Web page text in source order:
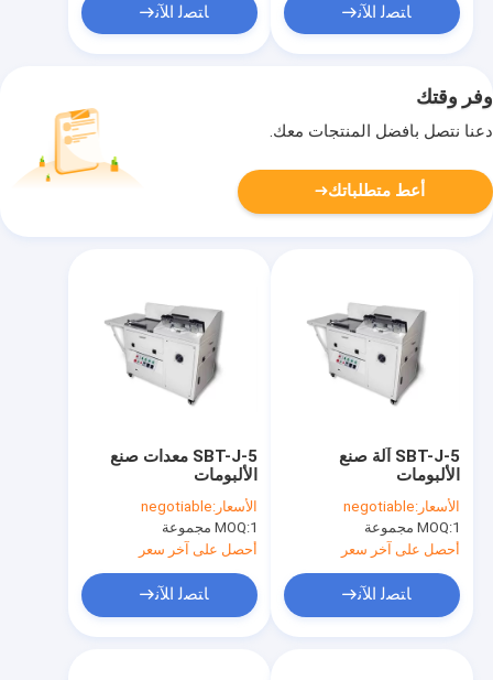
ﺎﺘﺼﻟ ﺍﻶﻧ ﺎﺘﺼﻟ ﺍﻶﻧ
وفر وقتك
دعنا نتصل بأفضل المنتجات معك.
أعط متطلباتك
SBT-J-5 معدات صنع
الألبومات
الأسعار:negotiable
MOQ:1 مجموعة
أحصل على آخر سعر
ﺎﺘﺼﻟ ﺍﻶﻧ
SBT-J-5 آلة صنع
الألبومات
الأسعار:negotiable
MOQ:1 مجموعة
أحصل على آخر سعر
ﺎﺘﺼﻟ ﺍﻶﻧ